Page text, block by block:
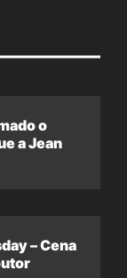
o
a Jean
– Cena